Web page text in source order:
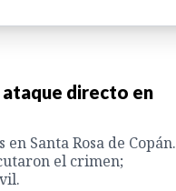
ataque directo en
Santa Rosa de Copán.
el crimen;